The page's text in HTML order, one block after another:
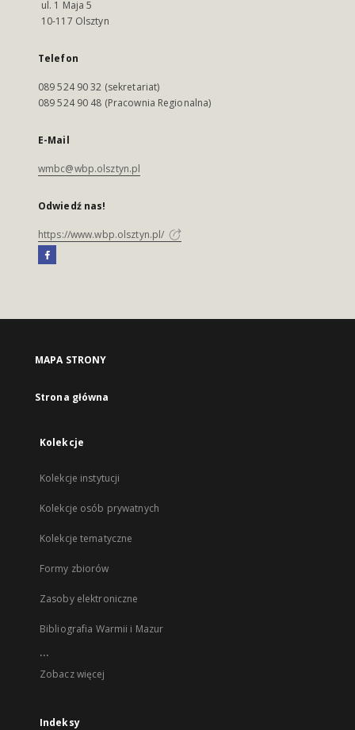
ul. 1 Maja 5
10-117 Olsztyn
Telefon
089 524 90 32 (sekretariat)
089 524 90 48 (Pracownia Regionalna)
E-Mail
wmbc@wbp.olsztyn.pl
Odwiedź nas!
https://www.wbp.olsztyn.pl/
MAPA STRONY
Strona główna
Kolekcje
Kolekcje instytucji
Kolekcje osób prywatnych
Kolekcje tematyczne
Formy zbiorów
Zasoby elektroniczne
Bibliografia Warmii i Mazur
...
Zobacz więcej
Indeksy